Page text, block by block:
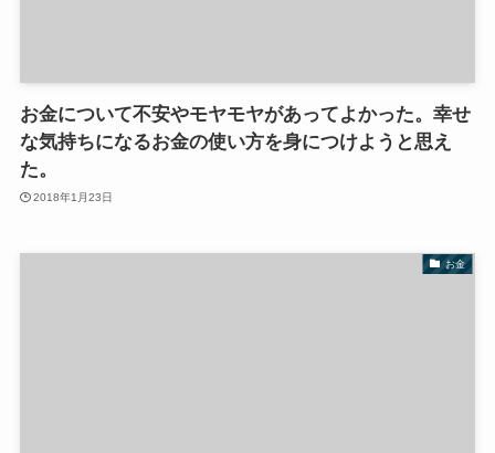
お金について不安やモヤモヤがあってよかった。幸せ
な気持ちになるお金の使い方を身につけようと思え
た。
2018年1月23日
お金